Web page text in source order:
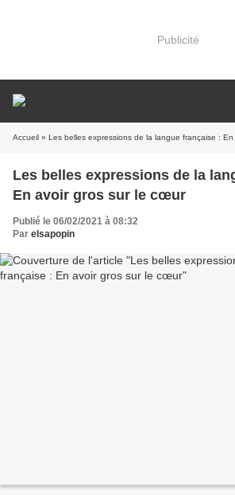
Publicité
Accueil » Les belles expressions de la langue française :
Les belles expressions de la
En avoir gros sur le cœur
Publié le 06/02/2021 à 08:32
Par elsapopin